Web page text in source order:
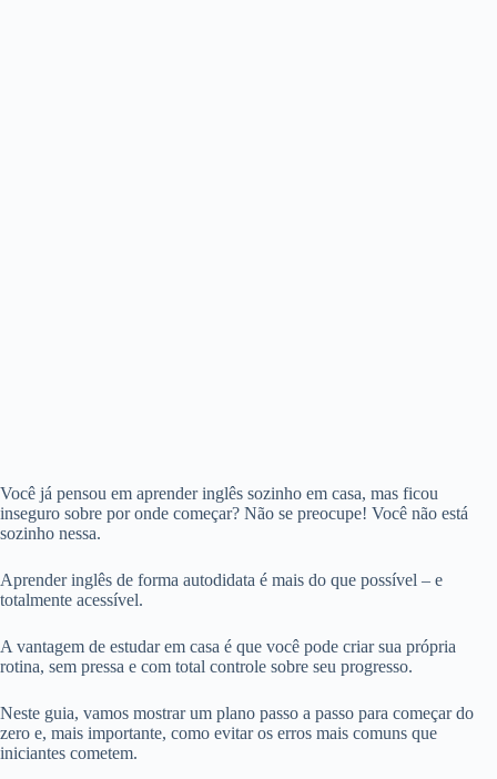
Você já pensou em aprender inglês sozinho em casa, mas ficou
inseguro sobre por onde começar? Não se preocupe! Você não está
sozinho nessa.
Aprender inglês de forma autodidata é mais do que possível – e
totalmente acessível.
A vantagem de estudar em casa é que você pode criar sua própria
rotina, sem pressa e com total controle sobre seu progresso.
Neste guia, vamos mostrar um plano passo a passo para começar do
zero e, mais importante, como evitar os erros mais comuns que
iniciantes cometem.